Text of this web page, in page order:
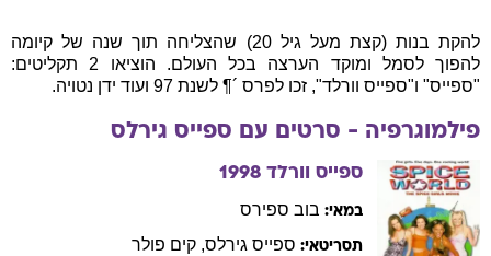
להקת בנות (קצת מעל גיל 20) שהצליחה תוך שנה של קיומה
להפוך לסמל ומוקד הערצה בכל העולם. הוציאו 2 תקליטים:
"ספייס" ו"ספייס וורלד", זכו לפרס ­´¶ לשנת 97 ועוד ידן נטויה.
פילמוגרפיה - סרטים עם ספייס גירלס
ספייס וורלד 1998
במאי: בוב ספירס
תסריטאי: ספייס גירלס, קים פולר